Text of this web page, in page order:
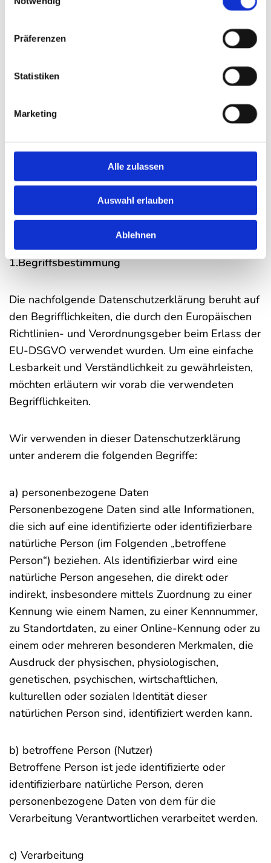
Präferenzen
Statistiken
Marketing
Alle zulassen
Auswahl erlauben
Ablehnen
Wir nehmen als Betreiber dieser Webseite den
Schutz Ihrer personenbezogenen Daten sehr ernst,
behandeln diese vertraulich und entsprechend der
aktuellen gesetzlichen Datenschutzvorschriften
sowie dieser Datenschutzerklärung. Nachfolgend
informieren wir Sie nach Artikel 13 der EU
Datenschutz-Grundverordnung (EU-DSGVO) über
die Verarbeitung Ihrer personenbezogenen Daten
(im Folgenden nur noch „Daten“ genannt).
1.Begriffsbestimmung
Die nachfolgende Datenschutzerklärung beruht auf
den Begrifflichkeiten, die durch den Europäischen
Richtlinien- und Verordnungsgeber beim Erlass der
EU-DSGVO verwendet wurden. Um eine einfache
Lesbarkeit und Verständlichkeit zu gewährleisten,
möchten erläutern wir vorab die verwendeten
Begrifflichkeiten.
Wir verwenden in dieser Datenschutzerklärung
unter anderem die folgenden Begriffe:
a) personenbezogene Daten
Personenbezogene Daten sind alle Informationen,
die sich auf eine identifizierte oder identifizierbare
natürliche Person (im Folgenden „betroffene
Person“) beziehen. Als identifizierbar wird eine
natürliche Person angesehen, die direkt oder
indirekt, insbesondere mittels Zuordnung zu einer
Kennung wie einem Namen, zu einer Kennnummer,
zu Standortdaten, zu einer Online-Kennung oder zu
einem oder mehreren besonderen Merkmalen, die
Ausdruck der physischen, physiologischen,
genetischen, psychischen, wirtschaftlichen,
kulturellen oder sozialen Identität dieser
natürlichen Person sind, identifiziert werden kann.
b) betroffene Person (Nutzer)
Betroffene Person ist jede identifizierte oder
identifizierbare natürliche Person, deren
personenbezogene Daten von dem für die
Verarbeitung Verantwortlichen verarbeitet werden.
c) Verarbeitung